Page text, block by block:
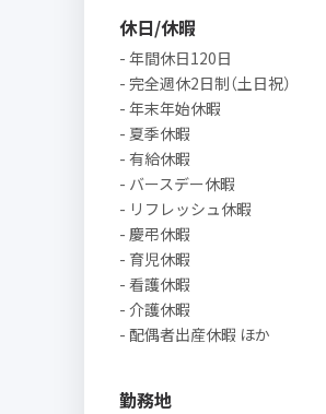
休日/休暇
- 年間休日120日
- 完全週休2日制（土日祝）
- 年末年始休暇
- 夏季休暇
- 有給休暇
- バースデー休暇
- リフレッシュ休暇
- 慶弔休暇
- 育児休暇
- 看護休暇
- 介護休暇
- 配偶者出産休暇 ほか
勤務地